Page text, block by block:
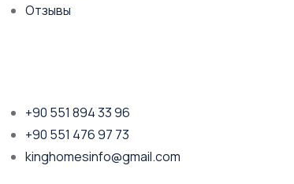
Отзывы
+90 551 894 33 96
+90 551 476 97 73
kinghomesinfo@gmail.com